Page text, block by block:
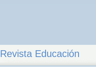
Revista Educación